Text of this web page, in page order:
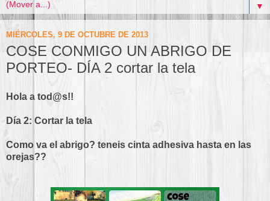
▼
MIÉRCOLES, 9 DE OCTUBRE DE 2013
COSE CONMIGO UN ABRIGO DE
PORTEO- DÍA 2 cortar la tela
Hola a tod@s!!
Día 2: Cortar la tela
Como va el abrigo? teneis cinta adhesiva hasta en las
orejas??